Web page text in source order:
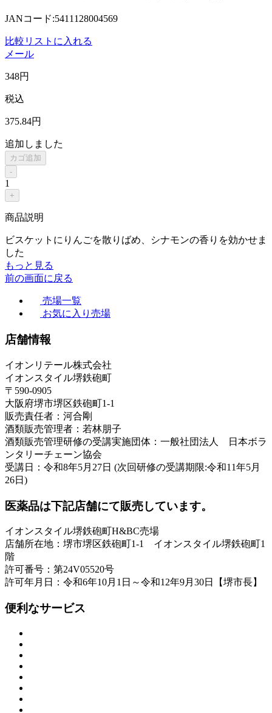
JANコード:5411128004569
比較リストに入れる
メール
348円
税込
375.84円
追加しました
カゴ追加
-
1
+
商品説明
ビスケットにりんごを散りばめ、シナモンの香りを効かせま
した
もっと見る
前の画面に戻る
売場一覧
お気に入り売場
店舗情報
イオンリテール株式会社
イオンスタイル堺鉄砲町
〒590-0905
大阪府堺市堺区鉄砲町1-1
販売責任者：河合剛
酒類販売管理者：若林朋子
酒類販売管理研修の受講実施団体：一般社団法人 日本ボラ
ンタリーチェーン協会
受講日：令和8年5月27日 (次回研修の受講期限:令和11年5月
26日)
医薬品は下記店舗にて販売しています。
イオンスタイル堺鉄砲町H&BC売場
店舗所在地：堺市堺区鉄砲町1-1 イオンスタイル堺鉄砲町1
階
許可番号：第24V05520号
許可年月日：令和6年10月1日～令和12年9月30日【堺市長】
便利なサービス